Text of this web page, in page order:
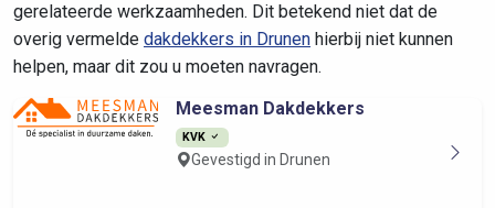
gerelateerde werkzaamheden. Dit betekend niet dat de
overig vermelde dakdekkers in Drunen hierbij niet kunnen
helpen, maar dit zou u moeten navragen.
Meesman Dakdekkers
KVK
Gevestigd in Drunen